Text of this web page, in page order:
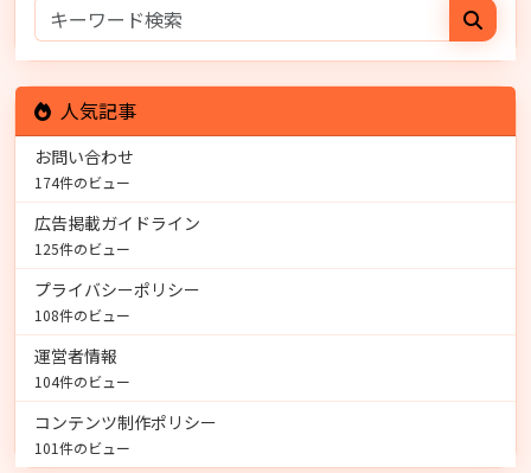
人気記事
お問い合わせ
174件のビュー
広告掲載ガイドライン
125件のビュー
プライバシーポリシー
108件のビュー
運営者情報
104件のビュー
コンテンツ制作ポリシー
101件のビュー